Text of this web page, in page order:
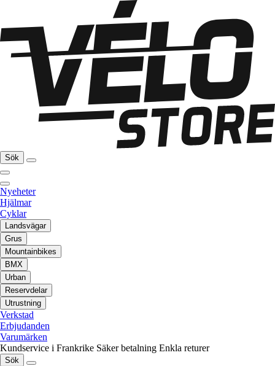
Sök
Nyeheter
Hjälmar
Cyklar
Landsvägar
Grus
Mountainbikes
BMX
Urban
Reservdelar
Utrustning
Verkstad
Erbjudanden
Varumärken
Kundservice i Frankrike Säker betalning Enkla returer
Sök